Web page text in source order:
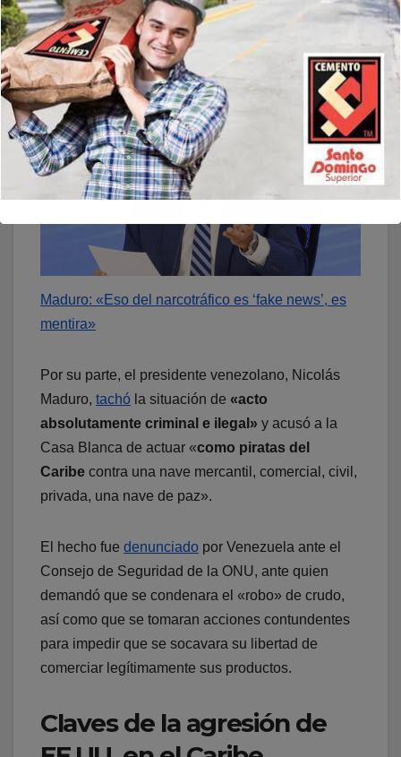
entonces, mientras que Caracas calificó lo
sucedido como como un «robo descarado» y un
«acto de piratería internacional».
Maduro: «Eso del narcotráfico es ‘fake news’, es
mentira»
Por su parte, el presidente venezolano, Nicolás
Maduro, tachó la situación de «acto
absolutamente criminal e ilegal» y acusó a la
Casa Blanca de actuar «como piratas del
Caribe contra una nave mercantil, comercial, civil,
privada, una nave de paz».
El hecho fue denunciado por Venezuela ante el
Consejo de Seguridad de la ONU, ante quien
demandó que se condenara el «robo» de crudo,
así como que se tomaran acciones contundentes
para impedir que se socavara su libertad de
comerciar legítimamente sus productos.
Claves de la agresión de